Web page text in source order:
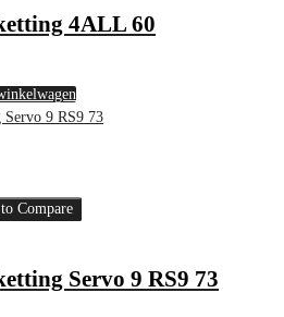
4ALL 60
Compare
Servo 9 RS9 73